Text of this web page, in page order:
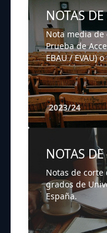
NOTAS
Nota media
Prueba de
EBAU / EVAU)
2023/24
NOTAS
Notas de corte
grados de
España.